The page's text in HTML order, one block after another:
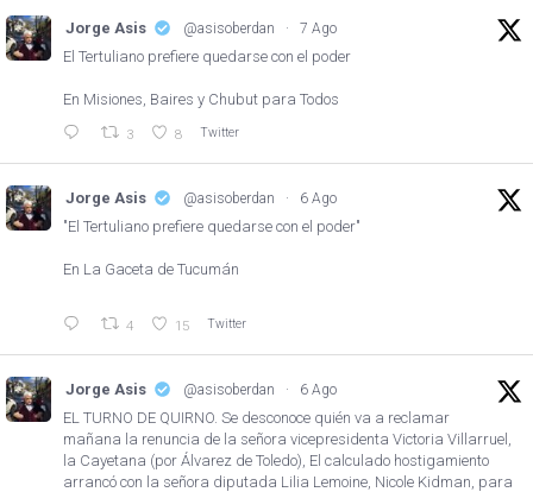
Jorge Asis @asisoberdan · 7 Ago
El Tertuliano prefiere quedarse con el poder
En Misiones, Baires y Chubut para Todos
3 8 Twitter
Jorge Asis @asisoberdan · 6 Ago
"El Tertuliano prefiere quedarse con el poder"
En La Gaceta de Tucumán
4 15 Twitter
Jorge Asis @asisoberdan · 6 Ago
EL TURNO DE QUIRNO. Se desconoce quién va a reclamar
mañana la renuncia de la señora vicepresidenta Victoria Villarruel,
la Cayetana (por Álvarez de Toledo), El calculado hostigamiento
arrancó con la señora diputada Lilia Lemoine, Nicole Kidman, para